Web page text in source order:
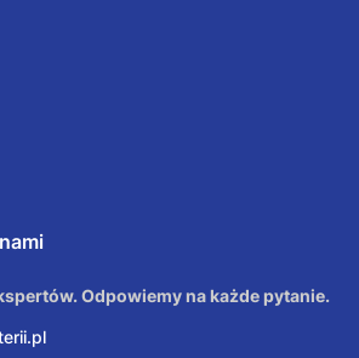
Odpowiemy na każde pytanie.